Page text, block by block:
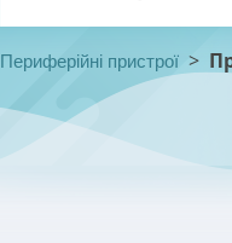
Периферійні пристрої >